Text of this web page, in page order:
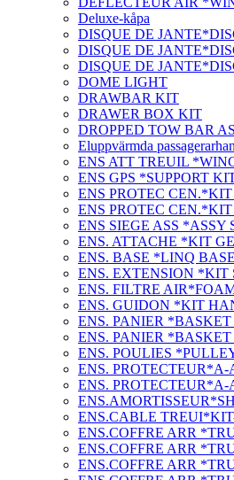
Deluxe-kåpa
DISQUE DE
DISQUE DE
DISQUE DE
DOME LIGHT
DRAWBAR KIT
DRAWER BOX KIT
DROPPED TOW BAR
Eluppvärmda
ENS ATT TREUIL
ENS GPS *SUPPORT
ENS PROTEC
ENS PROTEC
ENS SIEGE ASS *ASSY
ENS. ATTACHE *KIT
ENS. BASE *LINQ
ENS. EXTENSION *KIT
ENS. FILTRE
ENS. GUIDON *KIT
ENS. PANIER
ENS. PANIER
ENS. POULIES
ENS. PROTECTEUR*A-
ENS. PROTECTEUR*A-
ENS.CABLE
ENS.COFFRE ARR
ENS.COFFRE ARR
ENS.COFFRE ARR